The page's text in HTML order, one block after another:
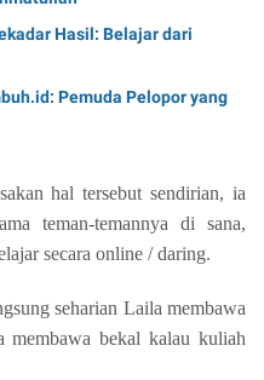
Hasil: Belajar dari
Pemuda Pelopor yang
hal tersebut sendirian, ia
teman-temannya di sana,
secara online / daring.
seharian Laila membawa
membawa bekal kalau kuliah